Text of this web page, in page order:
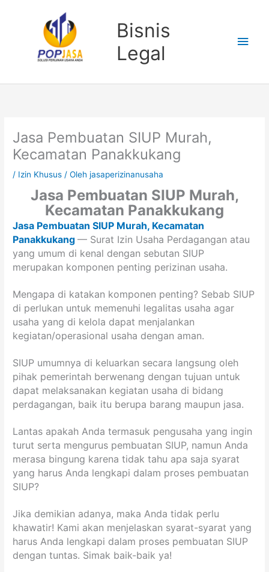
Bisnis
Legal
Jasa Pembuatan SIUP Murah,
Kecamatan Panakkukang
/ Izin Khusus / Olehjasaperizinanusaha
Jasa Pembuatan SIUP Murah,
Kecamatan Panakkukang
Jasa Pembuatan SIUP Murah, Kecamatan
Panakkukang— Surat Izin Usaha Perdagangan atau
yang umum di kenal dengan sebutan SIUP
merupakan komponen penting perizinan usaha.
Mengapa di katakan komponen penting? Sebab SIUP
di perlukan untuk memenuhi legalitas usaha agar
usaha yang di kelola dapat menjalankan
kegiatan/operasional usaha dengan aman.
SIUP umumnya di keluarkan secara langsung oleh
pihak pemerintah berwenang dengan tujuan untuk
dapat melaksanakan kegiatan usaha di bidang
perdagangan, baik itu berupa barang maupun jasa.
Lantas apakah Anda termasuk pengusaha yang ingin
turut serta mengurus pembuatan SIUP, namun Anda
merasa bingung karena tidak tahu apa saja syarat
yang harus Anda lengkapi dalam proses pembuatan
SIUP?
Jika demikian adanya, maka Anda tidak perlu
khawatir! Kami akan menjelaskan syarat-syarat yang
harus Anda lengkapi dalam proses pembuatan SIUP
dengan tuntas. Simak baik-baik ya!